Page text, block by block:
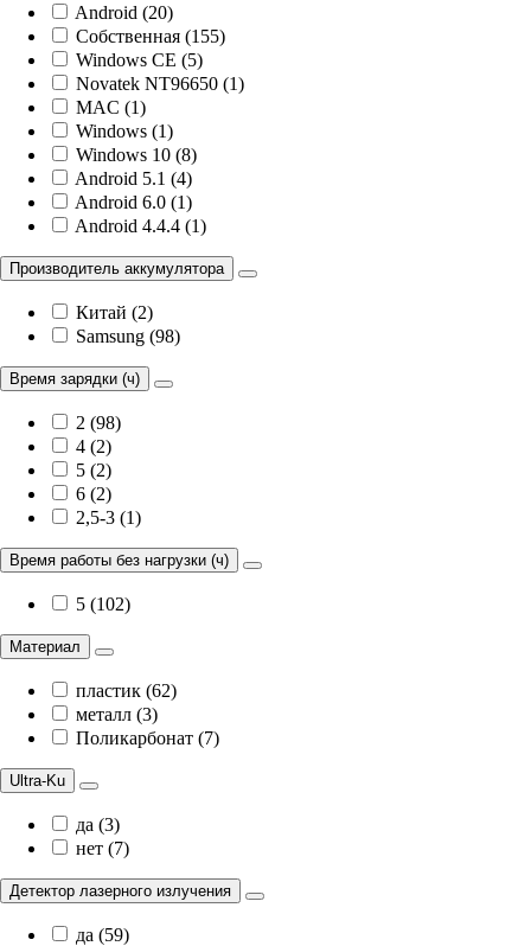
Android (20)
Собственная (155)
Windows CE (5)
Novatek NT96650 (1)
MAC (1)
Windows (1)
Windows 10 (8)
Android 5.1 (4)
Android 6.0 (1)
Android 4.4.4 (1)
Производитель аккумулятора
Китай (2)
Samsung (98)
Время зарядки (ч)
2 (98)
4 (2)
5 (2)
6 (2)
2,5-3 (1)
Время работы без нагрузки (ч)
5 (102)
Материал
пластик (62)
металл (3)
Поликарбонат (7)
Ultra-Ku
да (3)
нет (7)
Детектор лазерного излучения
да (59)